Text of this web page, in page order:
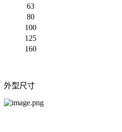
63
80
100
125
160
外型尺寸